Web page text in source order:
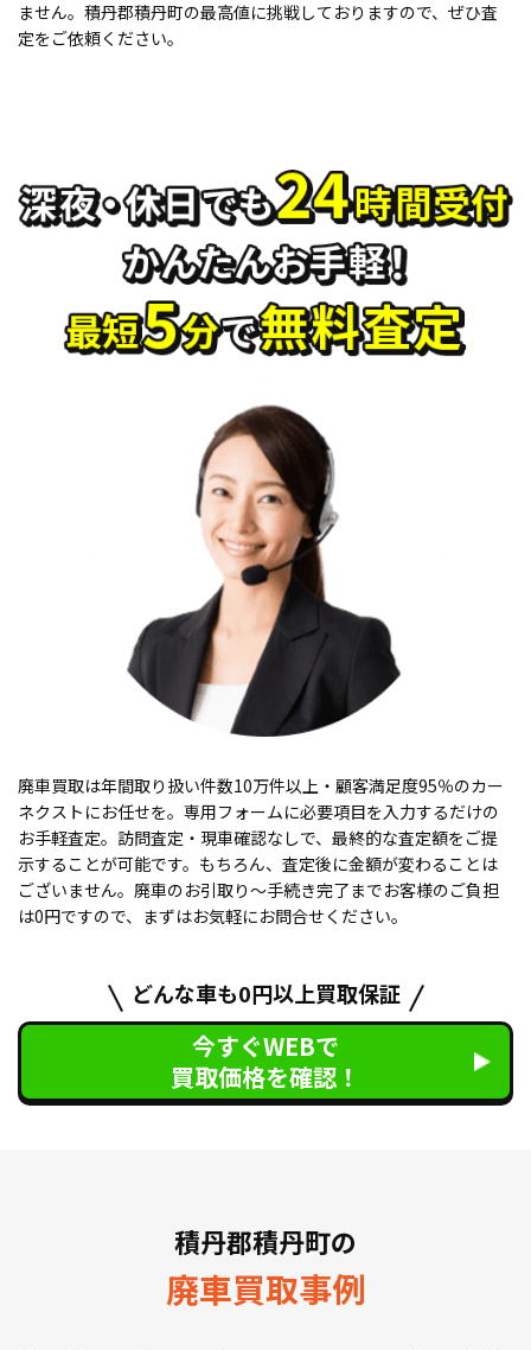
ません。積丹郡積丹町の最高値に挑戦しておりますので、ぜひ査
定をご依頼ください。
廃車買取は年間取り扱い件数10万件以上・顧客満足度95％のカー
ネクストにお任せを。専用フォームに必要項目を入力するだけの
お手軽査定。訪問査定・現車確認なしで、最終的な査定額をご提
示することが可能です。もちろん、査定後に金額が変わることは
ございません。廃車のお引取り〜手続き完了までお客様のご負担
は0円ですので、まずはお気軽にお問合せください。
どんな車も0円以上買取保証
今すぐWEBで
買取価格を確認！
積丹郡積丹町の
廃車買取事例